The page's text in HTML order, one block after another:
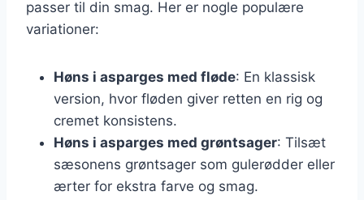
passer til din smag. Her er nogle populære
variationer:
Høns i asparges med fløde: En klassisk
version, hvor fløden giver retten en rig og
cremet konsistens.
Høns i asparges med grøntsager: Tilsæt
sæsonens grøntsager som gulerødder eller
ærter for ekstra farve og smag.